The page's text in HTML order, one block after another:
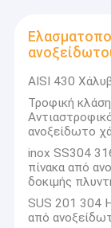
AISI 430
Τροφική
ανοξείδωτο
inox SS304
πίνακα από
δοκιμής
SUS 201 304
από